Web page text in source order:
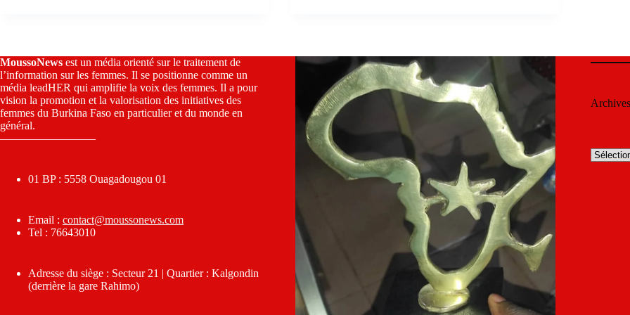
MoussoNews est un média orienté sur le traitement de
l’information sur les femmes. Il se positionne comme un
média leadHER qui amplifie la voix des femmes. Il a pour
vision la promotion et la valorisation des initiatives des
femmes du Burkina Faso en particulier et du monde en
général.
————————–
01 BP : 5558 Ouagadougou 01
Email : contact@moussonews.com
Tel : 76643010
Adresse du siège : Secteur 21 | Quartier : Kalgondin
(derrière la gare Rahimo)
Archives
Archives